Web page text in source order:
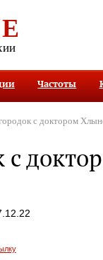
Частоты
с доктором
с